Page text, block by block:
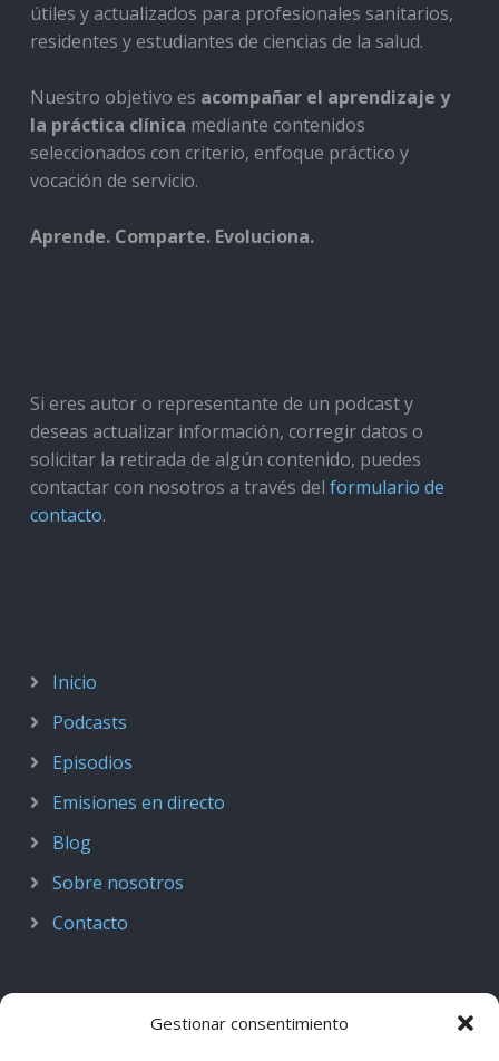
Gestionar consentimiento
útiles y actualizados para profesionales sanitarios,
residentes y estudiantes de ciencias de la salud.
Nuestro objetivo es acompañar el aprendizaje y
la práctica clínica mediante contenidos
seleccionados con criterio, enfoque práctico y
vocación de servicio.
Aprende. Comparte. Evoluciona.
Si eres autor o representante de un podcast y
deseas actualizar información, corregir datos o
solicitar la retirada de algún contenido, puedes
contactar con nosotros a través del formulario de
contacto.
Inicio
Podcasts
Episodios
Emisiones en directo
Blog
Sobre nosotros
Contacto